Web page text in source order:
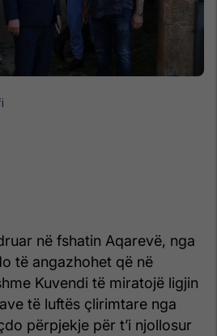
në fshatin Aqarevë, nga
të angazhohet që në
Kuvendi të miratojë ligjin
të luftës çlirimtare nga
përpjekje për t’i njollosur